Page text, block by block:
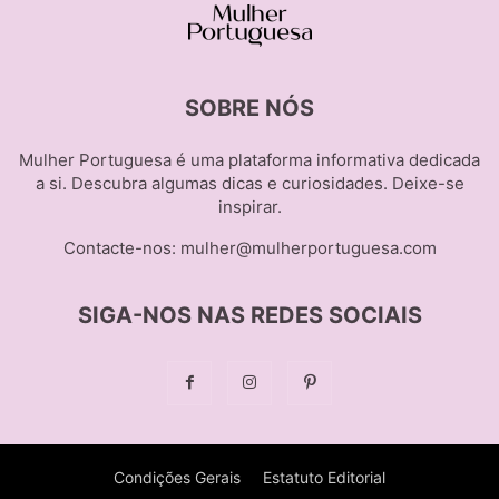
SOBRE NÓS
Mulher Portuguesa é uma plataforma informativa dedicada
a si. Descubra algumas dicas e curiosidades. Deixe-se
inspirar.
Contacte-nos: mulher@mulherportuguesa.com
SIGA-NOS NAS REDES SOCIAIS
Condições Gerais Estatuto Editorial